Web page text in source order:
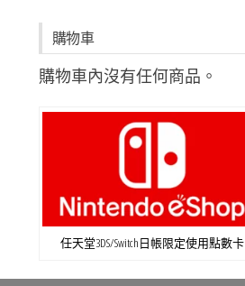
購物車
購物車內沒有任何商品。
任天堂3DS/Switch日帳限定使用點數卡